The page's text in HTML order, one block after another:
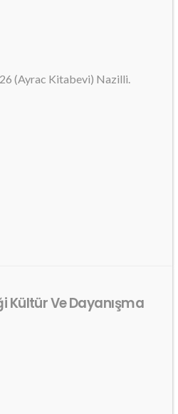
(Ayrac Kitabevi) Nazilli.
Kültür Ve Dayanışma